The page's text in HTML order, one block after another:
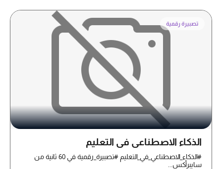
تصبيرة رقمية
الذكاء الاصطناعي في التعليم
#الذكاء_الاصطناعي_في_التعليم #تصبيرة_رقمية في 60 ثانية من
سايبرأكس...